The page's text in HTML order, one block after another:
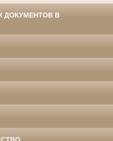
ДОКУМЕНТОВ В